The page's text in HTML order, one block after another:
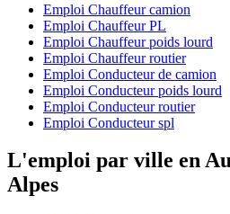
Emploi Chauffeur camion
Emploi Chauffeur PL
Emploi Chauffeur poids lourd
Emploi Chauffeur routier
Emploi Conducteur de camion
Emploi Conducteur poids lourd
Emploi Conducteur routier
Emploi Conducteur spl
L'emploi par ville en
Alpes